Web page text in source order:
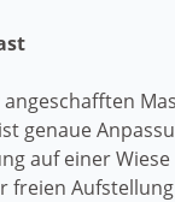
genaue
auf einer
freien